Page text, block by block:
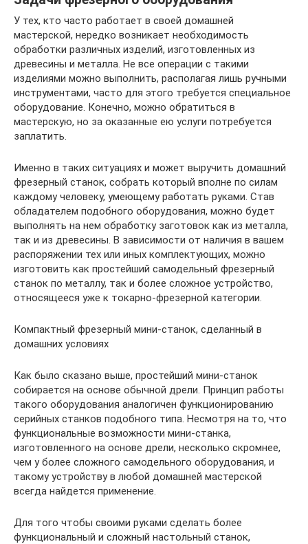
У тех, кто часто работает в своей домашней
мастерской, нередко возникает необходимость
обработки различных изделий, изготовленных из
древесины и металла. Не все операции с такими
изделиями можно выполнить, располагая лишь ручными
инструментами, часто для этого требуется специальное
оборудование. Конечно, можно обратиться в
мастерскую, но за оказанные ею услуги потребуется
заплатить.
Именно в таких ситуациях и может выручить домашний
фрезерный станок, собрать который вполне по силам
каждому человеку, умеющему работать руками. Став
обладателем подобного оборудования, можно будет
выполнять на нем обработку заготовок как из металла,
так и из древесины. В зависимости от наличия в вашем
распоряжении тех или иных комплектующих, можно
изготовить как простейший самодельный фрезерный
станок по металлу, так и более сложное устройство,
относящееся уже к токарно-фрезерной категории.
Компактный фрезерный мини-станок, сделанный в
домашних условиях
Как было сказано выше, простейший мини-станок
собирается на основе обычной дрели. Принцип работы
такого оборудования аналогичен функционированию
серийных станков подобного типа. Несмотря на то, что
функциональные возможности мини-станка,
изготовленного на основе дрели, несколько скромнее,
чем у более сложного самодельного оборудования, и
такому устройству в любой домашней мастерской
всегда найдется применение.
Для того чтобы своими руками сделать более
функциональный и сложный настольный станок,